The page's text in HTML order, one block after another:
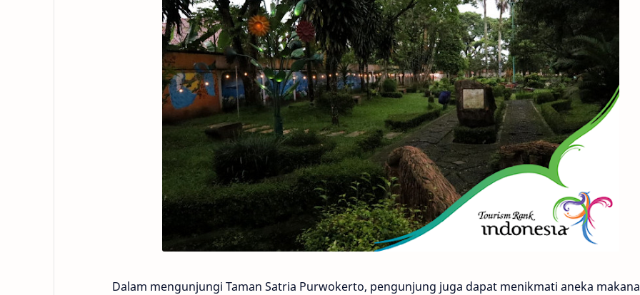
Dalam mengunjungi Taman Satria Purwokerto, pengunjung juga dapat menikmati aneka